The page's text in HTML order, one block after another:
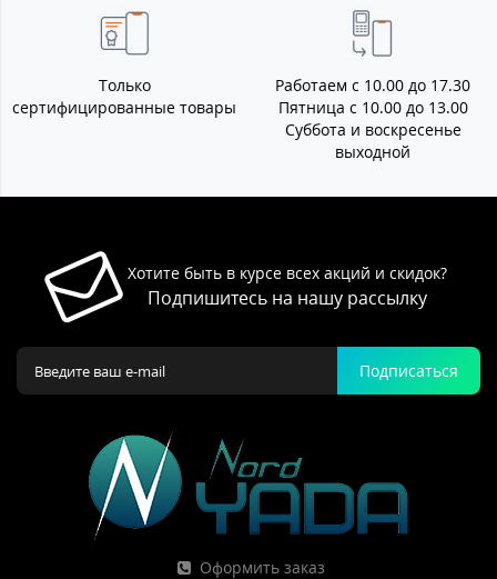
Только
сертифицированные товары
Работаем с 10.00 до 17.30
Пятница с 10.00 до 13.00
Суббота и воскресенье
выходной
Хотите быть в курсе всех акций и скидок?
Подпишитесь на нашу рассылку
Подписаться
Оформить заказ